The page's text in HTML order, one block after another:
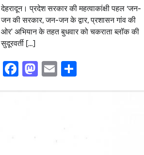
देहरादून। प्रदेश सरकार की महत्वाकांक्षी पहल ‘जन-
जन की सरकार, जन-जन के द्वार, प्रशासन गांव की
ओर’ अभियान के तहत बुधवार को चकराता ब्लॉक की
सुदूरवर्ती […]
Facebook
Mastodon
EmailShare